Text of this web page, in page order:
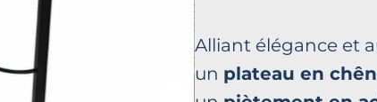
Alliant élégance et
un plateau en